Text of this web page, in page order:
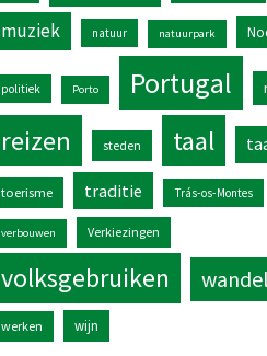
muziek natuur natuurpark
politiek Porto Portugal
reizen steden taal
toerisme traditie Trás-os-Montes
verbouwen Verkiezingen
volksgebruiken
werken wijn